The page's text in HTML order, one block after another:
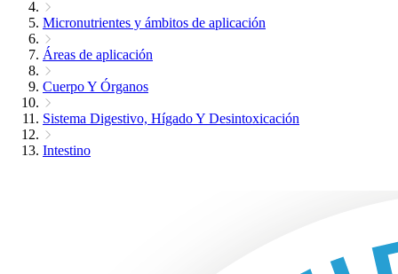
Micronutrientes y ámbitos de aplicación
Áreas de aplicación
Cuerpo Y Órganos
Sistema Digestivo, Hígado Y Desintoxicación
Intestino